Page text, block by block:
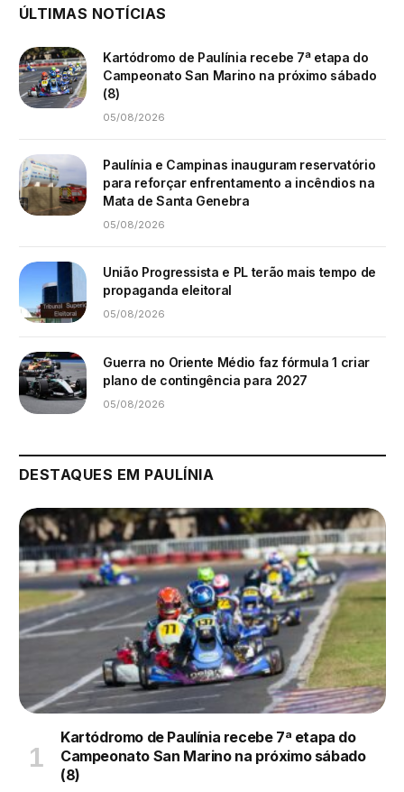
ÚLTIMAS NOTÍCIAS
Kartódromo de Paulínia recebe 7ª etapa do
Campeonato San Marino na próximo sábado
(8)
05/08/2026
Paulínia e Campinas inauguram reservatório
para reforçar enfrentamento a incêndios na
Mata de Santa Genebra
05/08/2026
União Progressista e PL terão mais tempo de
propaganda eleitoral
05/08/2026
Guerra no Oriente Médio faz fórmula 1 criar
plano de contingência para 2027
05/08/2026
DESTAQUES EM PAULÍNIA
Kartódromo de Paulínia recebe 7ª etapa do
Campeonato San Marino na próximo sábado
(8)